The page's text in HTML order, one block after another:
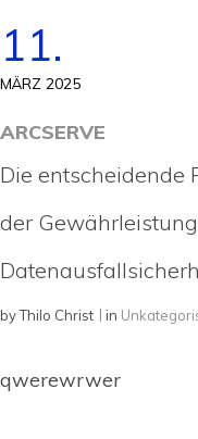
11.
MÄRZ 2025
ARCSERVE
Die entscheidende
der
byThilo Christ in
qwerewrwer